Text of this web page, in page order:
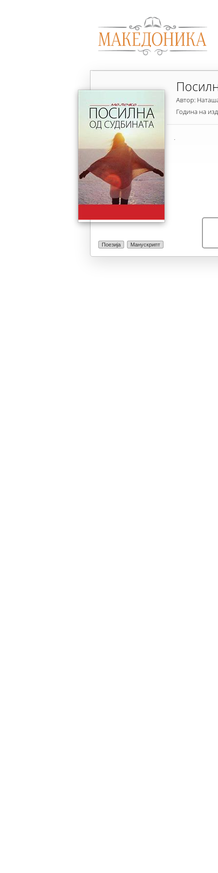
Поезија Манускрипт
Автор:
Година на
.